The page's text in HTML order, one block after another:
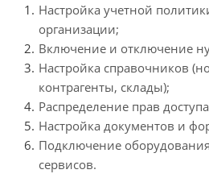
Настройка учетной
организации;
Включение и отключение
Настройка справочников
контрагенты, склады);
Распределение прав
Настройка документов и
Подключение
сервисов.